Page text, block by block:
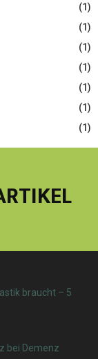
(1)
(1)
(1)
(1)
(1)
(1)
(1)
braucht – 5
bei Demenz